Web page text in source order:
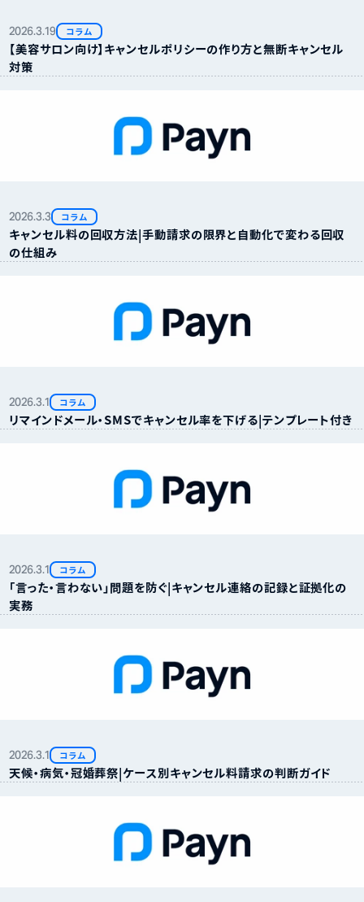
2026.3.19 コラム
【美容サロン向け】キャンセルポリシーの作り方と無断キャンセル
対策
2026.3.3 コラム
キャンセル料の回収方法｜手動請求の限界と自動化で変わる回収
の仕組み
2026.3.1 コラム
リマインドメール・SMSでキャンセル率を下げる｜テンプレート付き
2026.3.1 コラム
「言った・言わない」問題を防ぐ｜キャンセル連絡の記録と証拠化の
実務
2026.3.1 コラム
天候・病気・冠婚葬祭｜ケース別キャンセル料請求の判断ガイド